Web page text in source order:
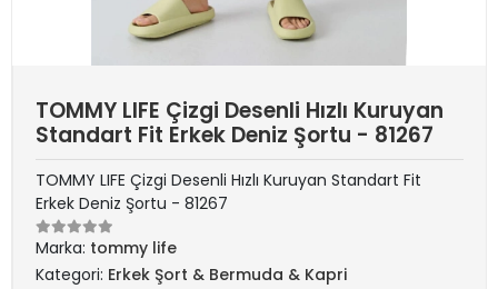
TOMMY LIFE Çizgi Desenli Hızlı Kuruyan
Standart Fit Erkek Deniz Şortu - 81267
TOMMY LIFE Çizgi Desenli Hızlı Kuruyan Standart Fit
Erkek Deniz Şortu - 81267
Marka: tommy life
Kategori: Erkek Şort & Bermuda & Kapri